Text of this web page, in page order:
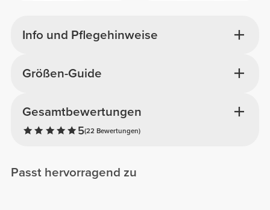
Info und Pflegehinweise
Gesamtbewertungen
5(22 Bewertungen)
Größen-Guide
Passt hervorragend zu